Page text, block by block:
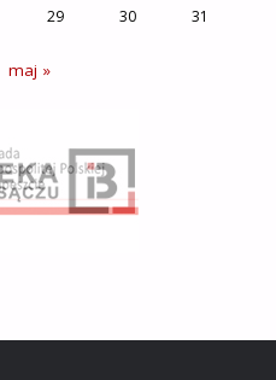
29 30 31
maj »